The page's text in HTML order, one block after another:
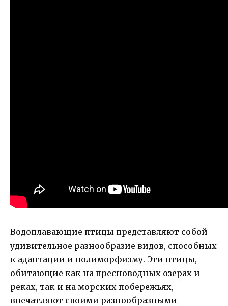
Водоплавающие птицы представляют собой
удивительное разнообразие видов, способных
к адаптации и полиморфизму. Эти птицы,
обитающие как на пресноводных озерах и
реках, так и на морских побережьях,
впечатляют своими разнообразными